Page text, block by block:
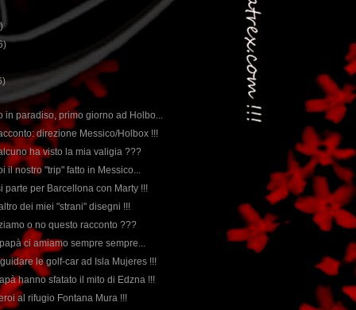
in paradiso, primo giorno ad Holbo...
direzione Messico/Holbox !!!
ha visto la mia valigia ???
il nostro "trip" fatto in Messico...
parte per Barcellona con Marty !!!
dei miei "strani" disegni !!!
o no questo racconto ???
ci amiamo sempre sempre...
le golf-car ad Isla Mujeres !!!
hanno sfatato il mito di Edzna !!!
al rifugio Fontana Mura !!!